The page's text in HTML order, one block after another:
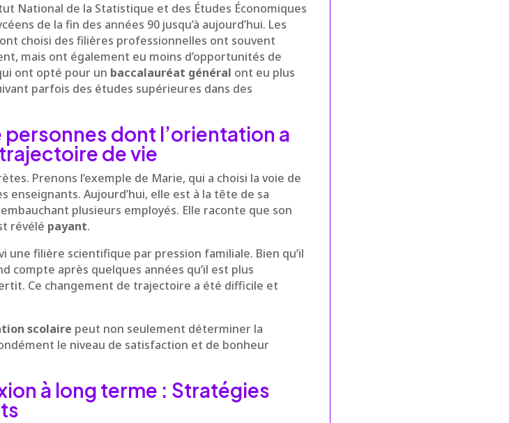
National de la Statistique et des Études Économiques
de la fin des années 90 jusqu’à aujourd’hui. Les
choisi des filières professionnelles ont souvent
mais ont également eu moins d’opportunités de
ont opté pour un baccalauréat général ont eu plus
parfois des études supérieures dans des
dont l’orientation a
de vie
Prenons l’exemple de Marie, qui a choisi la voie de
enseignants. Aujourd’hui, elle est à la tête de sa
plusieurs employés. Elle raconte que son
révélé payant.
une filière scientifique par pression familiale. Bien qu’il
compte après quelques années qu’il est plus
Ce changement de trajectoire a été difficile et
scolaire peut non seulement déterminer la
le niveau de satisfaction et de bonheur
à long terme : Stratégies